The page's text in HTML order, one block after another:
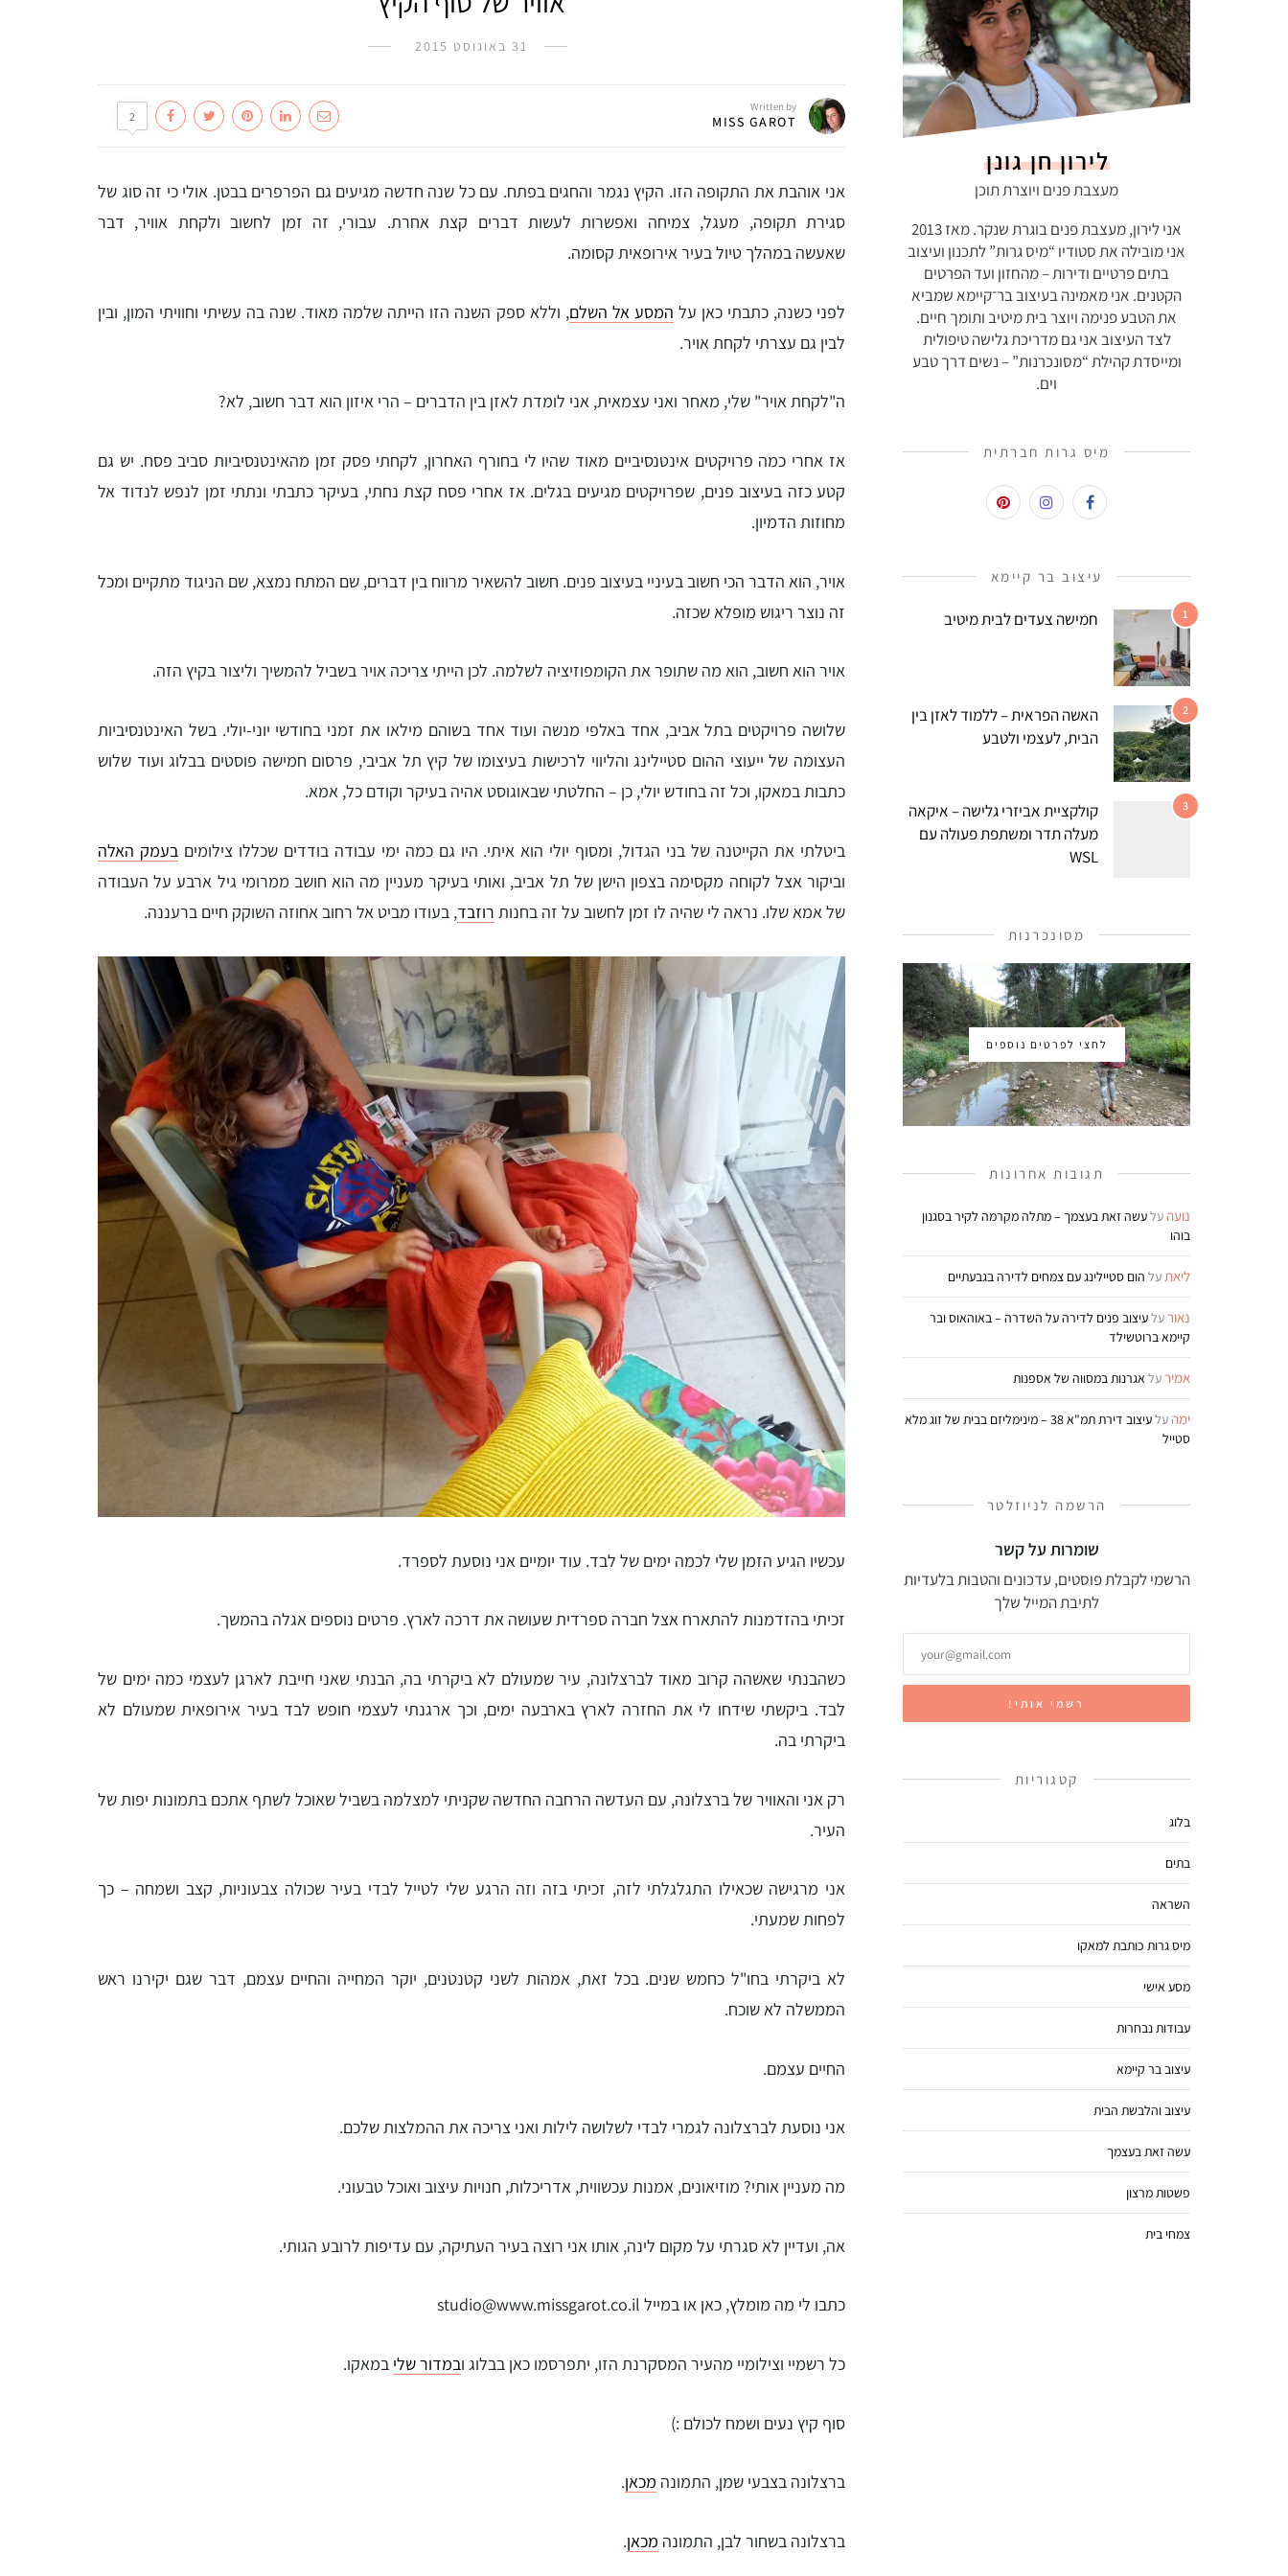
31 באוגוסט 2015
Written by
MISS GAROT
2
אני אוהבת את התקופה הזו. הקיץ נגמר והחגים בפתח. עם כל שנה חדשה מגיעים גם הפרפרים בבטן. אולי כי זה סוג של
סגירת תקופה, מעגל, צמיחה ואפשרות לעשות דברים קצת אחרת. עבורי, זה זמן לחשוב ולקחת אוויר, דבר
שאעשה במהלך טיול בעיר אירופאית קסומה.
לפני כשנה, כתבתי כאן על המסע אל השלם, וללא ספק השנה הזו הייתה שלמה מאוד. שנה בה עשיתי וחוויתי המון, ובין
לבין גם עצרתי לקחת אויר.
ה"לקחת אויר" שלי, מאחר ואני עצמאית, אני לומדת לאזן בין הדברים – הרי איזון הוא דבר חשוב, לא?
אז אחרי כמה פרויקטים אינטנסיביים מאוד שהיו לי בחורף האחרון, לקחתי פסק זמן מהאינטנסיביות סביב פסח. יש גם
קטע כזה בעיצוב פנים, שפרויקטים מגיעים בגלים. אז אחרי פסח קצת נחתי, בעיקר כתבתי ונתתי זמן לנפש לנדוד אל
מחוזות הדמיון.
אויר, הוא הדבר הכי חשוב בעיניי בעיצוב פנים. חשוב להשאיר מרווח בין דברים, שם המתח נמצא, שם הניגוד מתקיים ומכל
זה נוצר ריגוש מופלא שכזה.
אויר הוא חשוב, הוא מה שתופר את הקומפוזיציה לשלמה. לכן הייתי צריכה אויר בשביל להמשיך וליצור בקיץ הזה.
שלושה פרויקטים בתל אביב, אחד באלפי מנשה ועוד אחד בשוהם מילאו את זמני בחודשי יוני-יולי. בשל האינטנסיביות
העצומה של ייעוצי ההום סטיילינג והליווי לרכישות בעיצומו של קיץ תל אביבי, פרסום חמישה פוסטים בבלוג ועוד שלוש
כתבות במאקו, וכל זה בחודש יולי, כן – החלטתי שבאוגוסט אהיה בעיקר וקודם כל, אמא.
ביטלתי את הקייטנה של בני הגדול, ומסוף יולי הוא איתי. היו גם כמה ימי עבודה בודדים שכללו צילומיםבעמק האלה
וביקור אצל לקוחה מקסימה בצפון הישן של תל אביב, ואותי בעיקר מעניין מה הוא חושב ממרומי גיל ארבע על העבודה
של אמא שלו. נראה לי שהיה לו זמן לחשוב על זה בחנות רוזבד, בעודו מביט אל רחוב אחוזה השוקק חיים ברעננה.
עכשיו הגיע הזמן שלי לכמה ימים של לבד. עוד יומיים אני נוסעת לספרד.
זכיתי בהזדמנות להתארח אצל חברה ספרדית שעושה את דרכה לארץ. פרטים נוספים אגלה בהמשך.
כשהבנתי שאשהה קרוב מאוד לברצלונה, עיר שמעולם לא ביקרתי בה, הבנתי שאני חייבת לארגן לעצמי כמה ימים של
לבד. ביקשתי שידחו לי את החזרה לארץ בארבעה ימים, וכך ארגנתי לעצמי חופש לבד בעיר אירופאית שמעולם לא
ביקרתי בה.
רק אני והאוויר של ברצלונה, עם העדשה הרחבה החדשה שקניתי למצלמה בשביל שאוכל לשתף אתכם בתמונות יפות של
העיר.
אני מרגישה שכאילו התגלגלתי לזה, זכיתי בזה וזה הרגע שלי לטייל לבדי בעיר שכולה צבעוניות, קצב ושמחה – כך
לפחות שמעתי.
לא ביקרתי בחו"ל כחמש שנים. בכל זאת, אמהות לשני קטנטנים, יוקר המחייה והחיים עצמם, דבר שגם יקירנו ראש
הממשלה לא שוכח.
החיים עצמם.
אני נוסעת לברצלונה לגמרי לבדי לשלושה לילות ואני צריכה את ההמלצות שלכם.
מה מעניין אותי? מוזיאונים, אמנות עכשווית, אדריכלות, חנויות עיצוב ואוכל טבעוני.
אה, ועדיין לא סגרתי על מקום לינה, אותו אני רוצה בעיר העתיקה, עם עדיפות לרובע הגותי.
כתבו לי מה מומלץ, כאן או במייל studio@www.missgarot.co.il
כל רשמיי וצילומיי מהעיר המסקרנת הזו, יתפרסמו כאן בבלוג ובמדור שלי במאקו.
סוף קיץ נעים ושמח לכולם :)
ברצלונה בצבעי שמן, התמונה מכאן.
ברצלונה בשחור לבן, התמונה מכאן.
לירון חן גונן
מעצבת פנים ויוצרת תוכן
אני לירון, מעצבת פנים בוגרת שנקר. מאז 2013
אני מובילה את סטודיו “מיס גרות” לתכנון ועיצוב
בתים פרטיים ודירות – מהחזון ועד הפרטים
הקטנים. אני מאמינה בעיצוב בר־קיימא שמביא
את הטבע פנימה ויוצר בית מיטיב ותומך חיים.
לצד העיצוב אני גם מדריכת גלישה טיפולית
ומייסדת קהילת “מסונכרנות” – נשים דרך טבע
וים.
מיס גרות חברתית
עיצוב בר קיימא
1 חמישה צעדים לבית מיטיב
2
האשה הפראית – ללמוד לאזן בין
הבית, לעצמי ולטבע
3
קולקציית אביזרי גלישה – איקאה
מעלה תדר ומשתפת פעולה עם
WSL
מסונכרנות
לחצי לפרטים נוספים
תגובות אחרונות
נועה עלעשה זאת בעצמך – מתלה מקרמה לקיר בסגנון
בוהו
ליאתעל הום סטיילינג עם צמחים לדירה בגבעתיים
נאורעלעיצוב פנים לדירה על השדרה – באוהאוס ובר
קיימא ברוטשילד
אמירעל אגרנות במסווה של אספנות
ימה על
עיצוב דירת תמ"א 38 – מינימליזם בבית של זוג מלא
סטייל
הרשמה לניוזלטר
שומרות על קשר
הרשמי לקבלת פוסטים, עדכונים והטבות בלעדיות
לתיבת המייל שלך
קטגוריות
בלוג
בתים
השראה
מיס גרות כותבת למאקו
מסע אישי
עבודות נבחרות
עיצוב בר קיימא
עיצוב והלבשת הבית
עשה זאת בעצמך
פשטות מרצון
צמחי בית